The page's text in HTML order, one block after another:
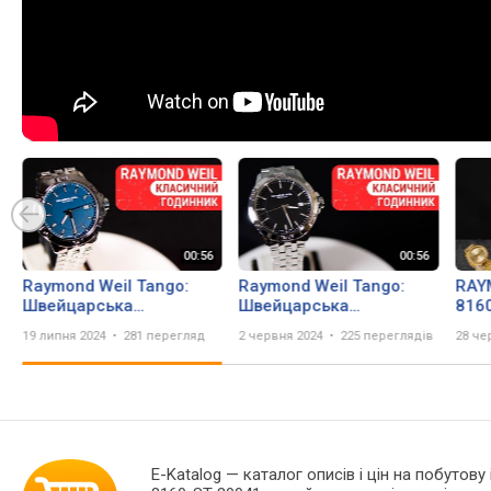
Raymond Weil Tango:
Швейцарська
Спортивна Міць! 8160-
ST-50041 | Короткий
19 липня 2024 281 перегляд
Raymond Weil Tango:
Швейцарська
Спортивна Міць! 8160-
ST-20041 | Короткий
2 червня 2024 225 переглядів 28
E-Katalog — каталог описів і цін на